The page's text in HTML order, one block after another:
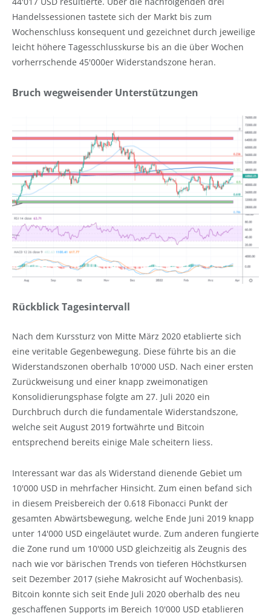
Handelssessionen tastete sich der Markt bis zum
Wochenschluss konsequent und gezeichnet durch jeweilige
leicht höhere Tagesschlusskurse bis an die über Wochen
vorherrschende 45'000er Widerstandszone heran.
Bruch wegweisender Unterstützungen
Rückblick Tagesintervall
Nach dem Kurssturz von Mitte März 2020 etablierte sich
eine veritable Gegenbewegung. Diese führte bis an die
Widerstandszonen oberhalb 10'000 USD. Nach einer ersten
Zurückweisung und einer knapp zweimonatigen
Konsolidierungsphase folgte am 27. Juli 2020 ein
Durchbruch durch die fundamentale Widerstandszone,
welche seit August 2019 fortwährte und Bitcoin
entsprechend bereits einige Male scheitern liess.
Interessant war das als Widerstand dienende Gebiet um
10'000 USD in mehrfacher Hinsicht. Zum einen befand sich
in diesem Preisbereich der 0.618 Fibonacci Punkt der
gesamten Abwärtsbewegung, welche Ende Juni 2019 knapp
unter 14'000 USD eingeläutet wurde. Zum anderen fungierte
die Zone rund um 10'000 USD gleichzeitig als Zeugnis des
nach wie vor bärischen Trends von tieferen Höchstkursen
seit Dezember 2017 (siehe Makrosicht auf Wochenbasis).
Bitcoin konnte sich seit Ende Juli 2020 oberhalb des neu
geschaffenen Supports im Bereich 10'000 USD etablieren